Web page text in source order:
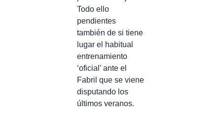
Todo ello
pendientes
también de si tiene
lugar el habitual
entrenamiento
‘oficial’ ante el
Fabril que se viene
disputando los
últimos veranos.